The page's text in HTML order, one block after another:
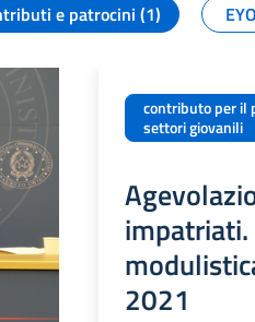
e patrocini (1)
contributo per il
settori giovanili
2021